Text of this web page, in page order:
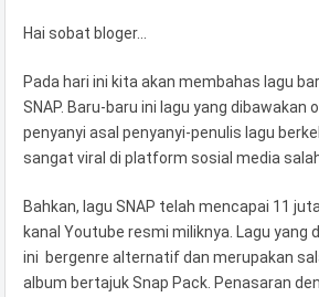
Hai sobat bloger…
Pada hari ini kita akan membahas lagu
SNAP. Baru-baru ini lagu yang dibawakan
penyanyi asal penyanyi-penulis lagu
sangat viral di platform sosial media
Bahkan, lagu SNAP telah mencapai 11
kanal Youtube resmi miliknya. Lagu yang
ini bergenre alternatif dan merupakan
album bertajuk Snap Pack. Penasaran